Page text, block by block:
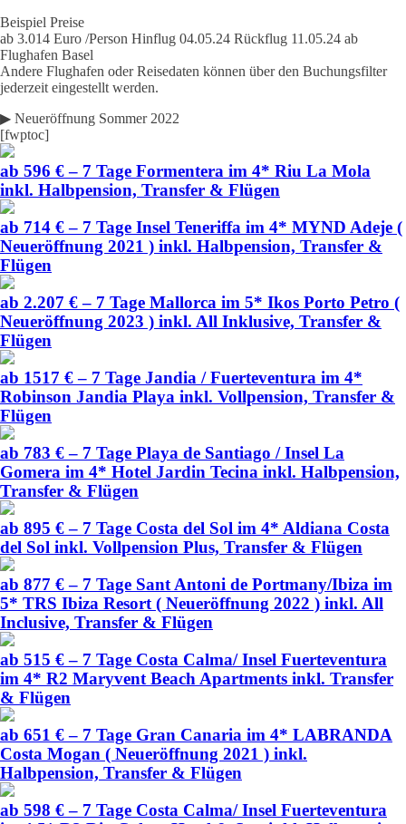
Beispiel Preise
ab 3.014 Euro /Person Hinflug 04.05.24 Rückflug 11.05.24 ab
Flughafen Basel
Andere Flughafen oder Reisedaten können über den Buchungsfilter
jederzeit eingestellt werden.
▶ Neueröffnung Sommer 2022
[fwptoc]
ab 596 € – 7 Tage Formentera im 4* Riu La Mola
inkl. Halbpension, Transfer & Flügen
ab 714 € – 7 Tage Insel Teneriffa im 4* MYND Adeje (
Neueröffnung 2021 ) inkl. Halbpension, Transfer &
Flügen
ab 2.207 € – 7 Tage Mallorca im 5* Ikos Porto Petro (
Neueröffnung 2023 ) inkl. All Inklusive, Transfer &
Flügen
ab 1517 € – 7 Tage Jandia / Fuerteventura im 4*
Robinson Jandia Playa inkl. Vollpension, Transfer &
Flügen
ab 783 € – 7 Tage Playa de Santiago / Insel La
Gomera im 4* Hotel Jardin Tecina inkl. Halbpension,
Transfer & Flügen
ab 895 € – 7 Tage Costa del Sol im 4* Aldiana Costa
del Sol inkl. Vollpension Plus, Transfer & Flügen
ab 877 € – 7 Tage Sant Antoni de Portmany/Ibiza im
5* TRS Ibiza Resort ( Neueröffnung 2022 ) inkl. All
Inclusive, Transfer & Flügen
ab 515 € – 7 Tage Costa Calma/ Insel Fuerteventura
im 4* R2 Maryvent Beach Apartments inkl. Transfer
& Flügen
ab 651 € – 7 Tage Gran Canaria im 4* LABRANDA
Costa Mogan ( Neueröffnung 2021 ) inkl.
Halbpension, Transfer & Flügen
ab 598 € – 7 Tage Costa Calma/ Insel Fuerteventura